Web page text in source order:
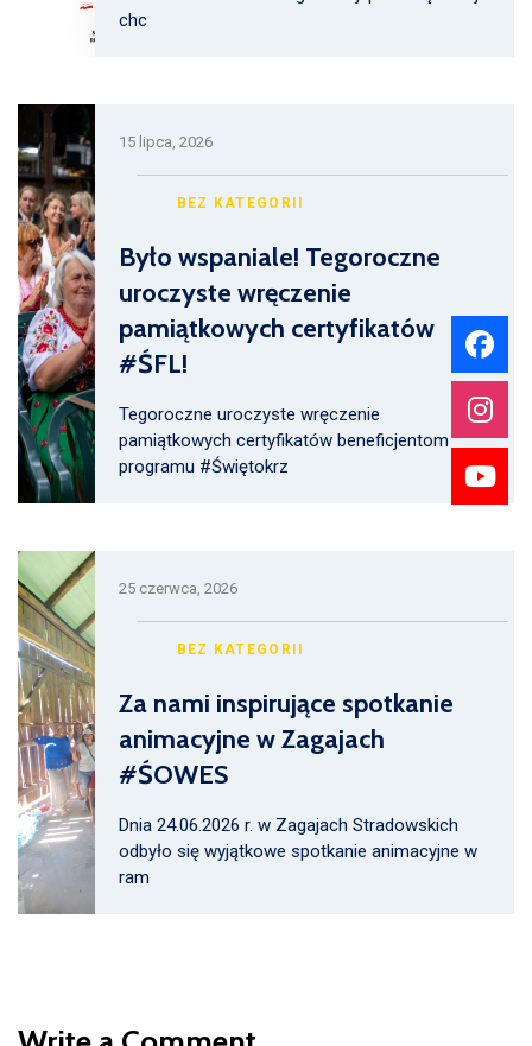
chc
15 lipca, 2026
BEZ KATEGORII
Było wspaniale! Tegoroczne
uroczyste wręczenie
pamiątkowych certyfikatów
#ŚFL!
Tegoroczne uroczyste wręczenie
pamiątkowych certyfikatów beneficjentom
programu #Świętokrz
25 czerwca, 2026
BEZ KATEGORII
Za nami inspirujące spotkanie
animacyjne w Zagajach
#ŚOWES
Dnia 24.06.2026 r. w Zagajach Stradowskich
odbyło się wyjątkowe spotkanie animacyjne w
ram